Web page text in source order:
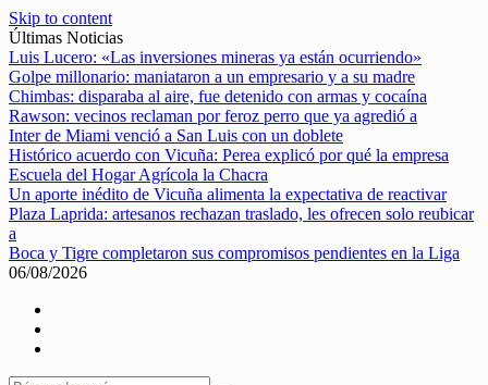
Skip to content
Últimas Noticias
Luis Lucero: «Las inversiones mineras ya están ocurriendo»
Golpe millonario: maniataron a un empresario y a su madre
Chimbas: disparaba al aire, fue detenido con armas y cocaína
Rawson: vecinos reclaman por feroz perro que ya agredió a
Inter de Miami venció a San Luis con un doblete
Histórico acuerdo con Vicuña: Perea explicó por qué la empresa
Escuela del Hogar Agrícola la Chacra
Un aporte inédito de Vicuña alimenta la expectativa de reactivar
Plaza Laprida: artesanos rechazan traslado, les ofrecen solo reubicar
a
Boca y Tigre completaron sus compromisos pendientes en la Liga
06/08/2026